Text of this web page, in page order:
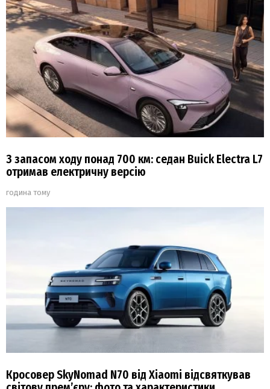
З запасом ходу понад 700 км: седан Buick Electra L7
отримав електричну версію
година тому
Кросовер SkyNomad N70 від Xiaomi відсвяткував